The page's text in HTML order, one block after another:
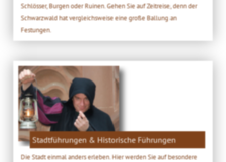
Schlösser, Burgen oder Ruinen. Gehen Sie auf Zeitreise, denn der
Schwarzwald hat vergleichsweise eine große Ballung an
Festungen.
Stadtführungen & Historische Führungen
Die Stadt einmal anders erleben. Hier werden Sie auf besondere